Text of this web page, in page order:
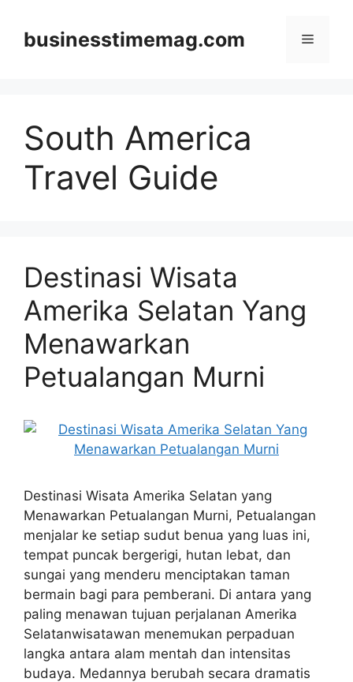
contentbusinesstimemag.com Menu
South America
Travel Guide
Destinasi Wisata
Amerika Selatan Yang
Menawarkan
Petualangan Murni
Destinasi Wisata Amerika Selatan yang
Menawarkan Petualangan Murni, Petualangan
menjalar ke setiap sudut benua yang luas ini,
tempat puncak bergerigi, hutan lebat, dan
sungai yang menderu menciptakan taman
bermain bagi para pemberani. Di antara yang
paling menawan tujuan perjalanan Amerika
Selatanwisatawan menemukan perpaduan
langka antara alam mentah dan intensitas
budaya. Medannya berubah secara dramatis